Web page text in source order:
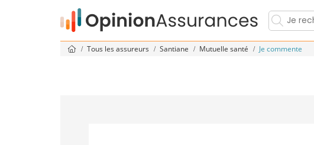
Tous les assureurs Santiane Mutuelle santé Je commente